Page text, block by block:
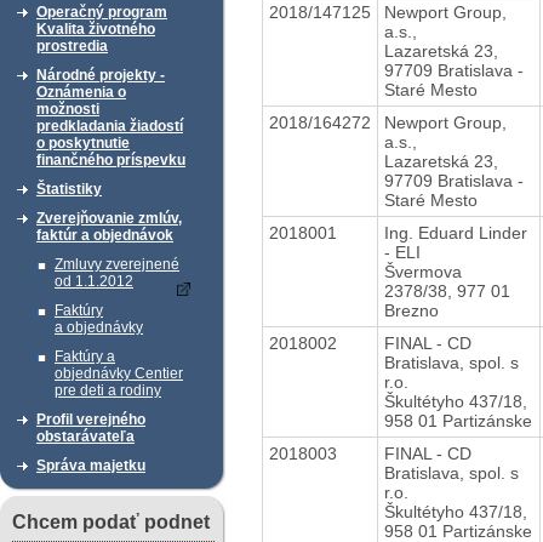
Operačný program
Kvalita životného
prostredia
Národné projekty -
Oznámenia o
možnosti
predkladania žiadostí
o poskytnutie
finančného príspevku
Štatistiky
Zverejňovanie zmlúv,
faktúr a objednávok
Zmluvy zverejnené
od 1.1.2012
Faktúry
a objednávky
Faktúry a
objednávky Centier
pre deti a rodiny
Profil verejného
obstarávateľa
Správa majetku
Chcem podať podnet
2018/147125
Newport Group,
a.s.,
Lazaretská 23,
97709 Bratislava -
Staré Mesto
2018/164272
Newport Group,
a.s.,
Lazaretská 23,
97709 Bratislava -
Staré Mesto
2018001
Ing. Eduard Linder
- ELI
Švermova
2378/38, 977 01
Brezno
2018002
FINAL - CD
Bratislava, spol. s
r.o.
Škultétyho 437/18,
958 01 Partizánske
2018003
FINAL - CD
Bratislava, spol. s
r.o.
Škultétyho 437/18,
958 01 Partizánske